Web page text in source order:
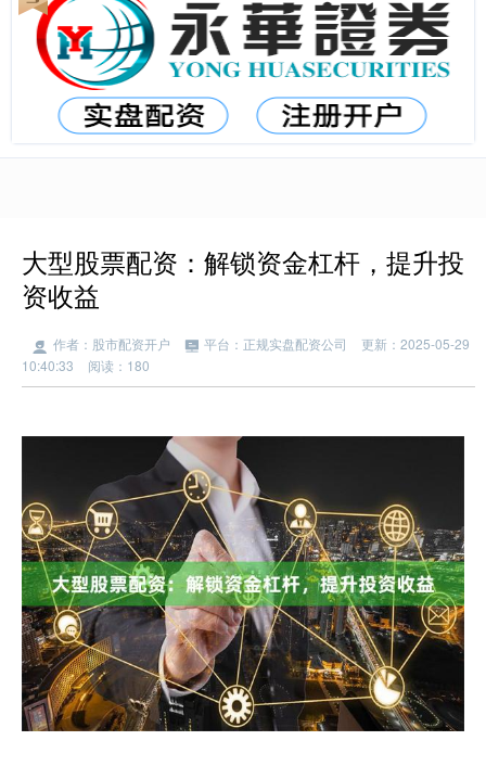
大型股票配资：解锁资金杠杆，提升投
资收益
作者：股市配资开户 平台：正规实盘配资公司
更新：2025-05-29
10:40:33
阅读：180